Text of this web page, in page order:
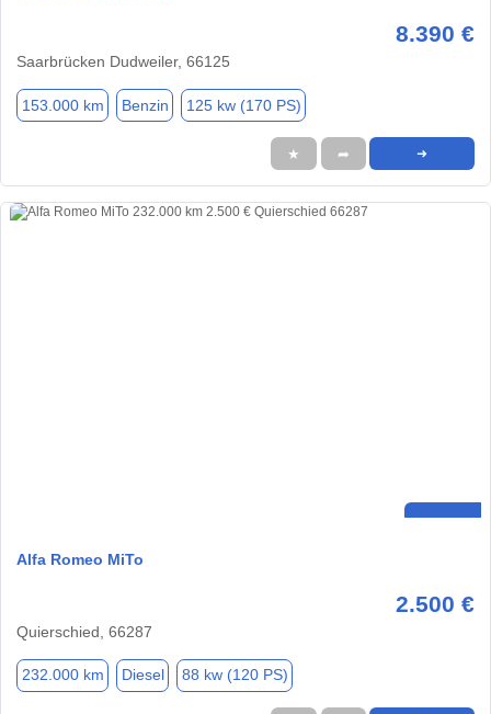
8.390 €
Saarbrücken Dudweiler, 66125
153.000 km Benzin 125 kw (170 PS)
★ ➦ ➜
Alfa Romeo MiTo
2.500 €
Quierschied, 66287
232.000 km Diesel 88 kw (120 PS)